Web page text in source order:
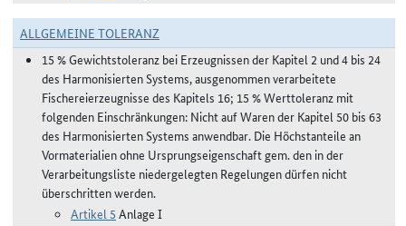
ALLGEMEINE TOLERANZ
15 % Gewichtstoleranz bei Erzeugnissen der Kapitel 2 und 4 bis 24
des Harmonisierten Systems, ausgenommen verarbeitete
Fischereierzeugnisse des Kapitels 16; 15 % Werttoleranz mit
folgenden Einschränkungen: Nicht auf Waren der Kapitel 50 bis 63
des Harmonisierten Systems anwendbar. Die Höchstanteile an
Vormaterialien ohne Ursprungseigenschaft gem. den in der
Verarbeitungsliste niedergelegten Regelungen dürfen nicht
überschritten werden.
Artikel 5 Anlage I